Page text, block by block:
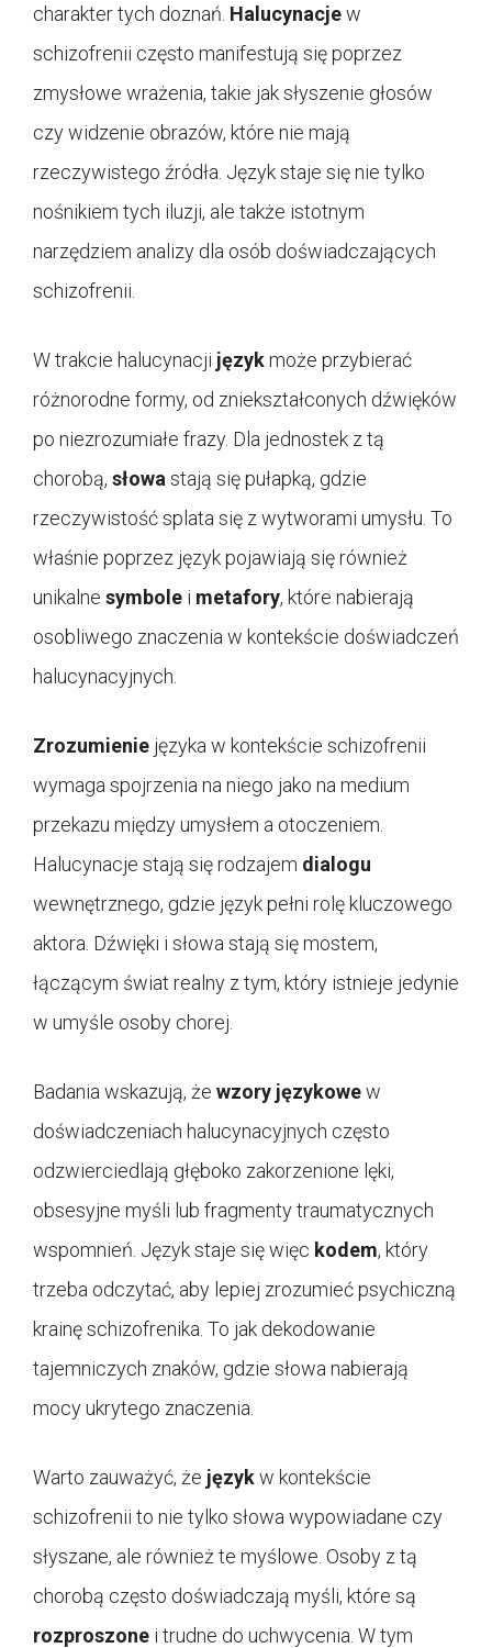
charakter tych doznań. Halucynacjew
schizofrenii często manifestują się poprzez
zmysłowe wrażenia, takie jak słyszenie głosów
czy widzenie obrazów, które nie mają
rzeczywistego źródła. Język staje się nie tylko
nośnikiem tych iluzji, ale także istotnym
narzędziem analizy dla osób doświadczających
schizofrenii.
W trakcie halucynacji językmoże przybierać
różnorodne formy, od zniekształconych dźwięków
po niezrozumiałe frazy. Dla jednostek z tą
chorobą, słowa stają się pułapką, gdzie
rzeczywistość splata się z wytworami umysłu. To
właśnie poprzez język pojawiają się również
unikalne symbole i metafory, które nabierają
osobliwego znaczenia w kontekście doświadczeń
halucynacyjnych.
Zrozumienie języka w kontekście schizofrenii
wymaga spojrzenia na niego jako na medium
przekazu między umysłem a otoczeniem.
Halucynacje stają się rodzajem dialogu
wewnętrznego, gdzie język pełni rolę kluczowego
aktora. Dźwięki i słowa stają się mostem,
łączącym świat realny z tym, który istnieje jedynie
w umyśle osoby chorej.
Badania wskazują, że wzory językowew
doświadczeniach halucynacyjnych często
odzwierciedlają głęboko zakorzenione lęki,
obsesyjne myśli lub fragmenty traumatycznych
wspomnień. Język staje się więc kodem, który
trzeba odczytać, aby lepiej zrozumieć psychiczną
krainę schizofrenika. To jak dekodowanie
tajemniczych znaków, gdzie słowa nabierają
mocy ukrytego znaczenia.
Warto zauważyć, że językw kontekście
schizofrenii to nie tylko słowa wypowiadane czy
słyszane, ale również te myślowe. Osoby z tą
chorobą często doświadczają myśli, które są
rozproszone i trudne do uchwycenia. W tym